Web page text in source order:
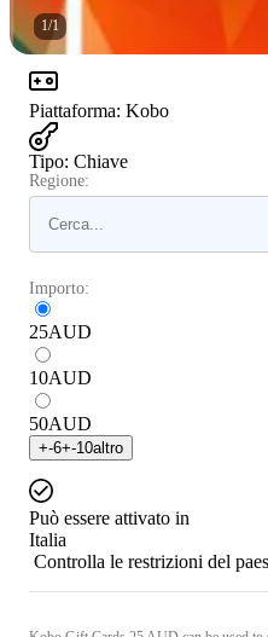
1/1
Piattaforma: Kobo
Tipo: Chiave
Regione:
Importo:
25AUD
10AUD
50AUD
+-6+-10altro
Può essere attivato in
Italia
Controlla le restrizioni del